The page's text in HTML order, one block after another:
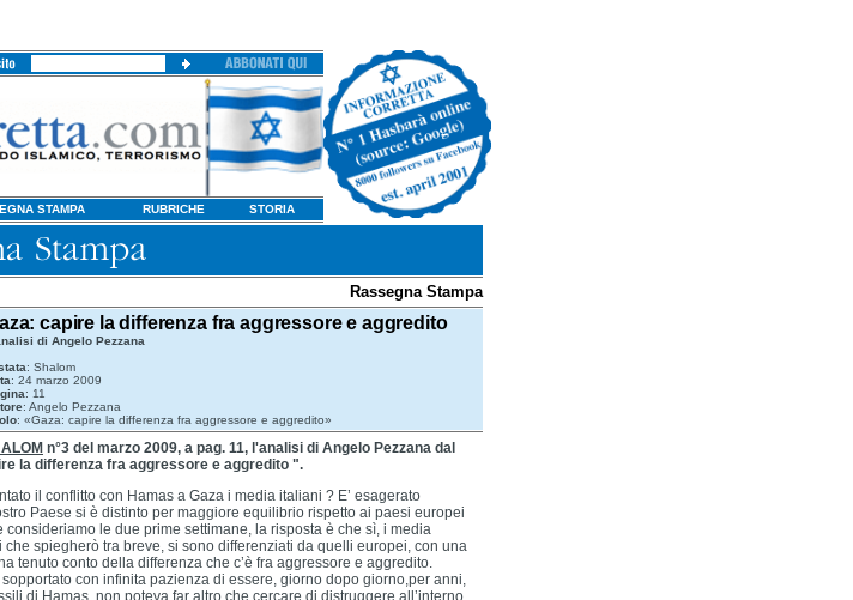
STAMPA RUBRICHE STORIA
Rassegna Stampa
capire la differenza fra aggressore e aggredito
di Angelo Pezzana
: Shalom
: 24 marzo 2009
: 11
: Angelo Pezzana
: «Gaza: capire la differenza fra aggressore e aggredito»
n°3 del marzo 2009, a pag. 11, l'analisi di Angelo Pezzana dal
la differenza fra aggressore e aggredito ".
il conflitto con Hamas a Gaza i media italiani ? E’ esagerato
Paese si è distinto per maggiore equilibrio rispetto ai paesi europei
consideriamo le due prime settimane, la risposta è che sì, i media
che spiegherò tra breve, si sono differenziati da quelli europei, con una
tenuto conto della differenza che c’è fra aggressore e aggredito.
sopportato con infinita pazienza di essere, giorno dopo giorno,per anni,
di Hamas, non poteva far altro che cercare di distruggere all’interno